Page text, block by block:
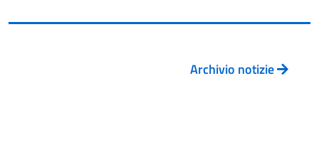
Archivio notizie